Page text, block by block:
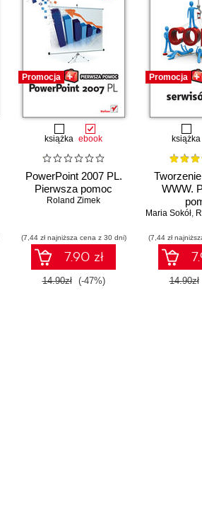
Promocja
książka ebook
PowerPoint 2007 PL.
Pierwsza pomoc
Roland Zimek
(7,44 zł najniższa cena z 30 dni)
7.90 zł
14.90zł (-47%)
Promocja
książka
WWW.
Maria Sokół,
(7,44 zł
14.90zł